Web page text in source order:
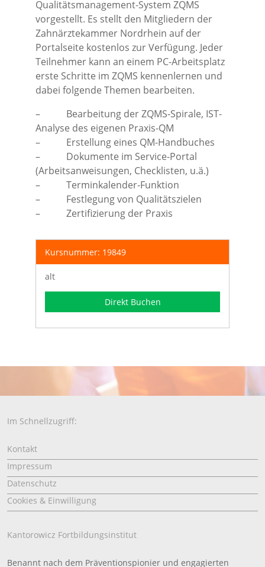
Qualitätsmanagement-System ZQMS
vorgestellt. Es stellt den Mitgliedern der
Zahnärztekammer Nordrhein auf der
Portalseite kostenlos zur Verfügung. Jeder
Teilnehmer kann an einem PC-Arbeitsplatz
erste Schritte im ZQMS kennenlernen und
dabei folgende Themen bearbeiten.
– Bearbeitung der ZQMS-Spirale, IST-
Analyse des eigenen Praxis-QM
– Erstellung eines QM-Handbuches
– Dokumente im Service-Portal
(Arbeitsanweisungen, Checklisten, u.ä.)
– Terminkalender-Funktion
– Festlegung von Qualitätszielen
– Zertifizierung der Praxis
Kursnummer: 19849
alt
Direkt Buchen
Im Schnellzugriff:
Kontakt
Impressum
Datenschutz
Cookies & Einwilligung
Kantorowicz Fortbildungsinstitut
Benannt nach dem Präventionspionier und engagierten